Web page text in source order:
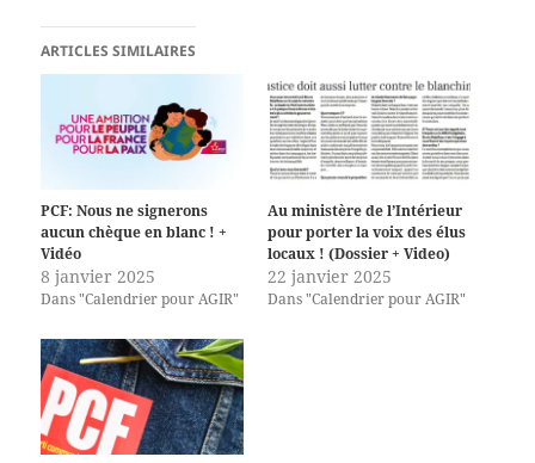
ARTICLES SIMILAIRES
PCF: Nous ne signerons
aucun chèque en blanc ! +
Vidéo
8 janvier 2025
Dans "Calendrier pour AGIR"
Au ministère de l’Intérieur
pour porter la voix des élus
locaux ! (Dossier + Video)
22 janvier 2025
Dans "Calendrier pour AGIR"